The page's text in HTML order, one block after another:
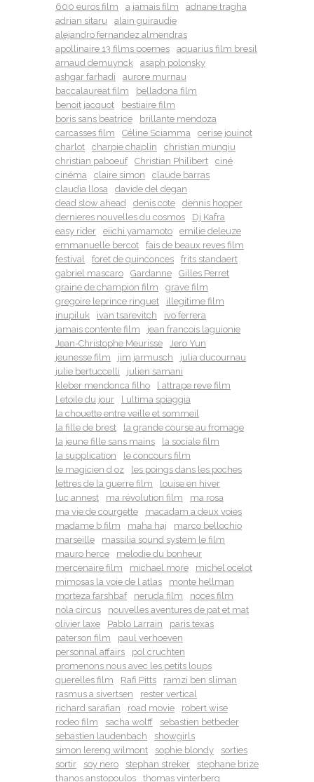
600 euros film a jamais film
adnane tragha
adrian sitaru
alain guiraudie
alejandro fernandez almendras
apollinaire 13 films poemes
aquarius film bresil
arnaud demuynck
asaph polonsky
ashgar farhadi
aurore murnau
baccalaureat film
belladona film
benoit jacquot
bestiaire film
boris sans beatrice
brillante mendoza
carcasses film
Céline Sciamma
cerise jouinot
charlot
charpie chaplin
christian mungiu
christian paboeuf
Christian Philibert
ciné
cinéma
claire simon
claude barras
claudia llosa
davide del degan
dead slow ahead
denis cote
dennis hopper
dernieres nouvelles du cosmos
Dj Kafra
easy rider
eiichi yamamoto
emilie deleuze
emmanuelle bercot
fais de beaux reves film
festival
foret de quinconces
frits standaert
gabriel mascaro
Gardanne
Gilles Perret
graine de champion film
grave film
gregoire leprince ringuet
illegitime film
inupiluk
ivan tsarevitch
ivo ferrera
jamais contente film
jean francois laguionie
Jean-Christophe Meurisse
Jero Yun
jeunesse film
jim jarmusch
julia ducournau
julie bertuccelli
julien samani
kleber mendonca filho
l attrape reve film
l etoile du jour
l ultima spiaggia
la chouette entre veille et sommeil
la fille de brest
la grande course au fromage
la jeune fille sans mains
la sociale film
la supplication
le concours film
le magicien d oz
les poings dans les poches
lettres de la guerre film
louise en hiver
luc annest
ma révolution film
ma rosa
ma vie de courgette
macadam a deux voies
madame b film
maha haj
marco bellochio
marseille
massilia sound system le film
mauro herce
melodie du bonheur
mercenaire film
michael more
michel ocelot
mimosas la voie de l atlas
monte hellman
morteza farshbaf
neruda film
noces film
nola circus
nouvelles aventures de pat et mat
olivier laxe
Pablo Larrain
paris texas
paterson film
paul verhoeven
personnal affairs
pol cruchten
promenons nous avec les petits loups
querelles film
Rafi Pitts
ramzi ben sliman
rasmus a sivertsen
rester vertical
richard sarafian
road movie
robert wise
rodeo film
sacha wolff
sebastien betbeder
sebastien laudenbach
showgirls
simon lereng wilmont
sophie blondy
sorties
sortir
soy nero stephan streker
stephane brize
thanos anstopoulos
thomas vinterberg